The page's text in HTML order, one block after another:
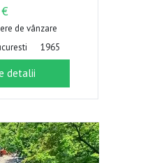
de vânzare
1965
detalii